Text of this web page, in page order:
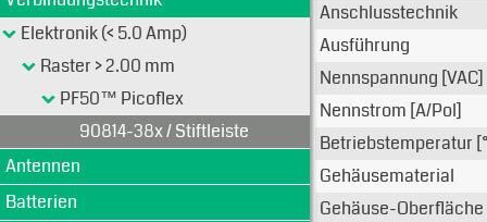
Elektronik (< 5.0 Amp)
Raster > 2.00 mm
PF50™ Picoflex
90814-38x / Stiftleiste
Antennen
Batterien
Anschlusstechnik
Ausführung
Nennspannung [VAC]
Nennstrom [A/Pol]
Betriebstemperatur
Gehäusematerial
Gehäuse-Oberfläche